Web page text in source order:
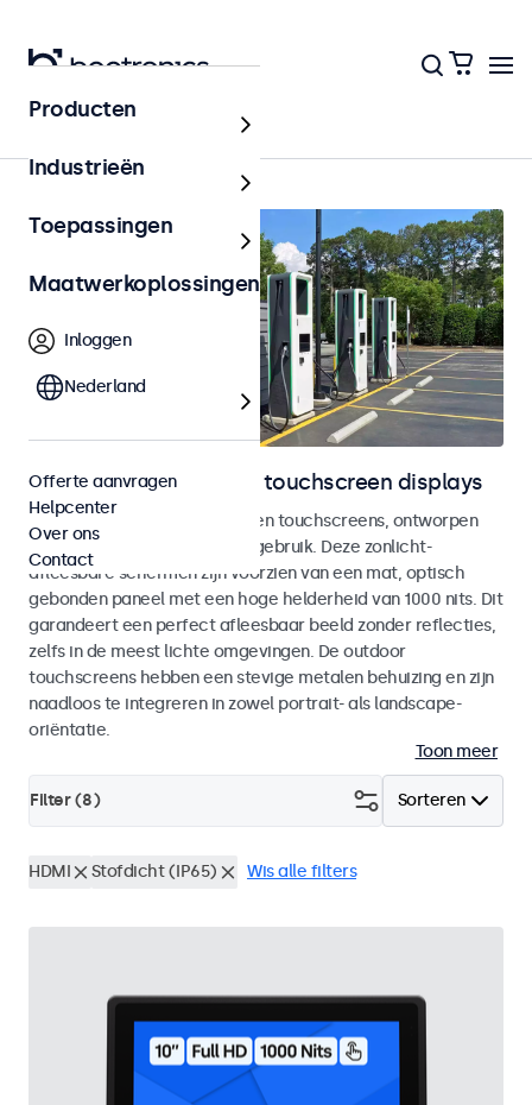
Home
Outdoor monitoren en touchscreen displays
Weersbestendige monitoren en touchscreens, ontworpen
voor zowel binnen- als buitengebruik. Deze zonlicht-
afleesbare schermen zijn voorzien van een mat, optisch
gebonden paneel met een hoge helderheid van 1000 nits. Dit
garandeert een perfect afleesbaar beeld zonder reflecties,
zelfs in de meest lichte omgevingen. De outdoor
touchscreens hebben een stevige metalen behuizing en zijn
naadloos te integreren in zowel portrait- als landscape-
oriëntatie.
Toon meer
Sorteren
Filter (8)
HDMI Stofdicht (IP65) Wis alle filters
Producten
Industrieën
Toepassingen
Maatwerkoplossingen
Inloggen
Nederland
Offerte aanvragen
Helpcenter
Over ons
Contact